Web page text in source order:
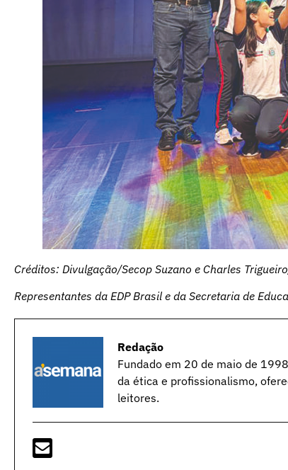
Créditos: Divulgação/Secop Suzano e Charles
Representantes da EDP Brasil e da Secretaria de
Redação
Fundado em 20 de maio de
da ética e profissionalismo,
leitores.